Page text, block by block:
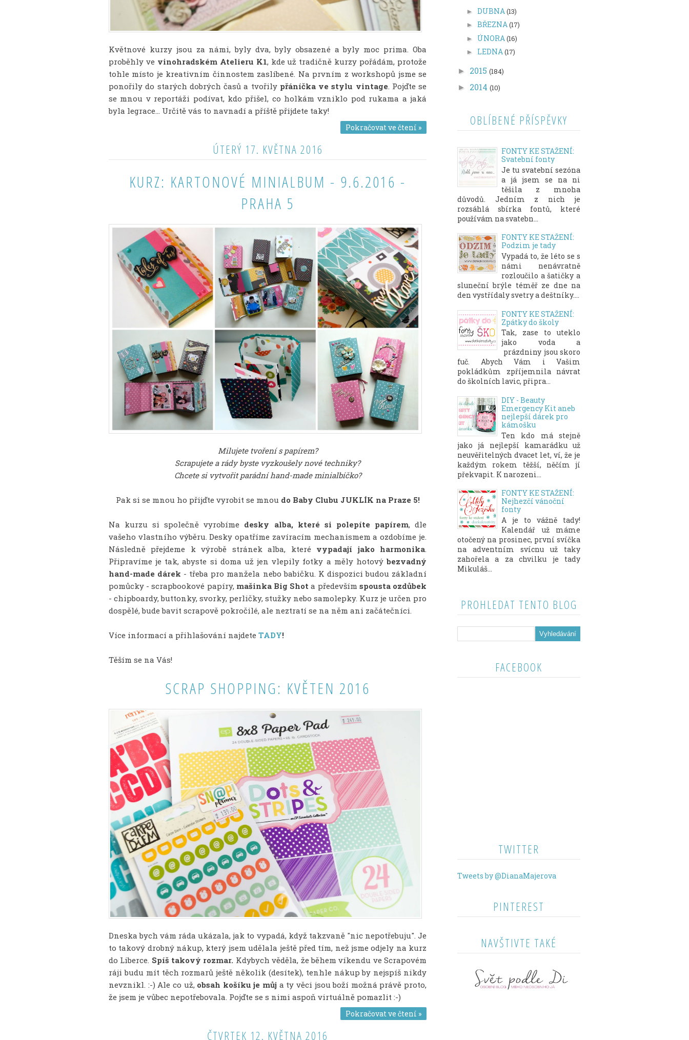
Květnové kurzy jsou za námi, byly dva, byly obsazené a byly moc prima. Oba
proběhly ve vinohradském Atelieru K1, kde už tradičně kurzy pořádám, protože
tohle místo je kreativním činnostem zaslíbené. Na prvním z workshopů jsme se
ponořily do starých dobrých časů a tvořily přáníčka ve stylu vintage . Pojďte se
se mnou v reportáži podívat, kdo přišel, co holkám vzniklo pod rukama a jaká
byla legrace... Určitě vás to navnadí a příště přijdete taky!
Pokračovat ve čtení »
ÚTERÝ 17. KVĚTNA 2016
KURZ: KARTONOVÉ MINIALBUM - 9.6.2016 -
PRAHA 5
Milujete tvoření s papírem?
Scrapujete a rády byste vyzkoušely nové techniky?
Chcete si vytvořit parádní hand-made minialbíčko?
Pak si se mnou ho přijďte vyrobit se mnoudo Baby Clubu JUKLÍK na Praze 5!
Na kurzu si společně vyrobíme desky alba, které si polepíte papírem, dle
vašeho vlastního výběru. Desky opatříme zavíracím mechanismem a ozdobíme je.
Následně přejdeme k výrobě stránek alba, které vypadají jako harmonika.
Připravíme je tak, abyste si doma už jen vlepily fotky a měly hotovýbezvadný
hand-made dárek - třeba pro manžela nebo babičku. K dispozici budou základní
pomůcky - scrapbookové papíry, mašinka Big Shota především spousta ozdůbek
- chipboardy, buttonky, svorky, perličky, stužky nebo samolepky. Kurz je určen pro
dospělé, bude bavit scrapově pokročilé, ale neztratí se na něm ani začátečníci.
Více informací a přihlašování najdete TADY!
Těším se na Vás!
SCRAP SHOPPING: KVĚTEN 2016
Dneska bych vám ráda ukázala, jak to vypadá, když takzvaně "nic nepotřebuju". Je
to takový drobný nákup, který jsem udělala ještě před tím, než jsme odjely na kurz
do Liberce. Spíš takový rozmar. Kdybych věděla, že během víkendu ve Scrapovém
ráji budu mít těch rozmarů ještě několik (desítek), tenhle nákup by nejspíš nikdy
nevznikl. :-) Ale co už, obsah košíku je můj a ty věci jsou boží možná právě proto,
že jsem je vůbec nepotřebovala. Pojďte se s nimi aspoň virtuálně pomazlit :-)
Pokračovat ve čtení »
ČTVRTEK 12. KVĚTNA 2016
► DUBNA (13)
► BŘEZNA(17)
► ÚNORA (16)
► LEDNA(17)
► 2015 (184)
► 2014 (10)
OBLÍBENÉ PŘÍSPĚVKY
FONTY KE STAŽENÍ:
Svatební fonty
Je tu svatební sezóna
a já jsem se na ni
těšila z mnoha
důvodů. Jedním z nich je
rozsáhlá sbírka fontů, které
používám na svatebn...
FONTY KE STAŽENÍ:
Podzim je tady
Vypadá to, že léto se s
námi nenávratně
rozloučilo a šatičky a
sluneční brýle téměř ze dne na
den vystřídaly svetry a deštníky....
FONTY KE STAŽENÍ:
Zpátky do školy
Tak, zase to uteklo
jako voda a
prázdniny jsou skoro
fuč. Abych Vám i Vašim
pokládkům zpříjemnila návrat
do školních lavic, připra...
DIY - Beauty
Emergency Kit aneb
nejlepší dárek pro
kámošku
Ten kdo má stejně
jako já nejlepší kamarádku už
neuvěřitelných dvacet let, ví, že je
každým rokem těžší, něčím jí
překvapit. K narozeni...
FONTY KE STAŽENÍ:
Nejhezčí vánoční
fonty
A je to vážně tady!
Kalendář už máme
otočený na prosinec, první svíčka
na adventním svícnu už taky
zahořela a za chvilku je tady
Mikuláš...
PROHLEDAT TENTO BLOG
FACEBOOK
TWITTER
Tweets by @DianaMajerova
PINTEREST
NAVŠTIVTE TAKÉ